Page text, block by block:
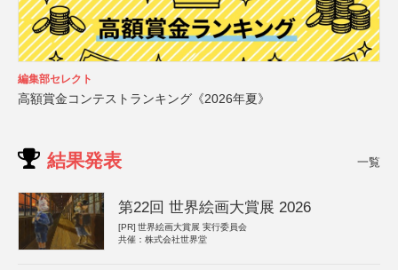
編集部セレクト
高額賞金コンテストランキング《2026年夏》
結果発表 一覧
第22回 世界絵画大賞展 2026
[PR] 世界絵画大賞展 実行委員会
共催：株式会社世界堂